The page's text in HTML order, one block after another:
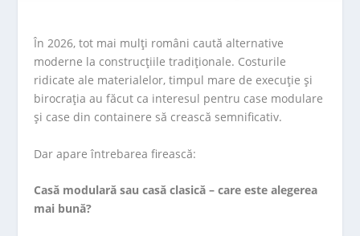
În 2026, tot mai mulți români caută alternative
moderne la construcțiile tradiționale. Costurile
ridicate ale materialelor, timpul mare de execuție și
birocrația au făcut ca interesul pentru case modulare
și case din containere să crească semnificativ.
Dar apare întrebarea firească:
Casă modulară sau casă clasică – care este alegerea
mai bună?